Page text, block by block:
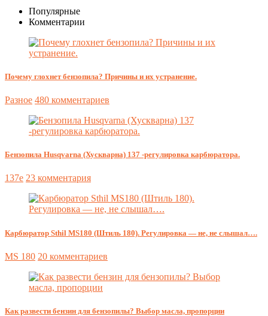
Популярные
Комментарии
Почему глохнет бензопила? Причины и их устранение.
Разное 480 комментариев
Бензопила Husqvarna (Хускварна) 137 -регулировка карбюратора.
137e 23 комментария
Карбюратор Sthil MS180 (Штиль 180). Регулировка — не, не слышал….
MS 180 20 комментариев
Как развести бензин для бензопилы? Выбор масла, пропорции